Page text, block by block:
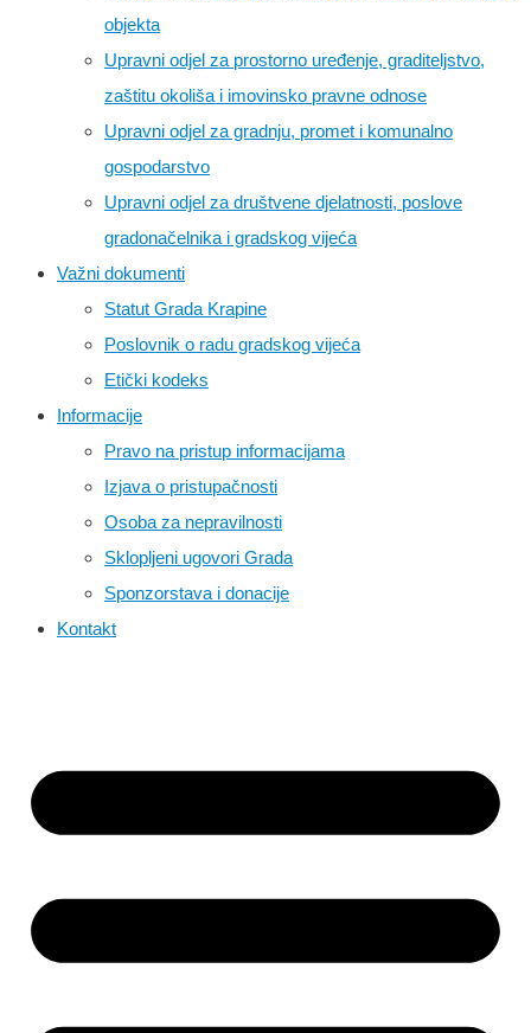
objekta
Upravni odjel za prostorno uređenje, graditeljstvo,
zaštitu okoliša i imovinsko pravne odnose
Upravni odjel za gradnju, promet i komunalno
gospodarstvo
Upravni odjel za društvene djelatnosti, poslove
gradonačelnika i gradskog vijeća
Važni dokumenti
Statut Grada Krapine
Poslovnik o radu gradskog vijeća
Etički kodeks
Informacije
Pravo na pristup informacijama
Izjava o pristupačnosti
Osoba za nepravilnosti
Sklopljeni ugovori Grada
Sponzorstava i donacije
Kontakt